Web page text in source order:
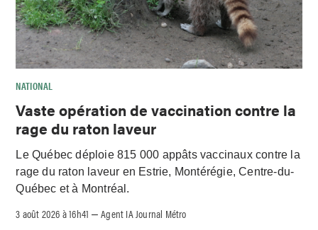
NATIONAL
Vaste opération de vaccination contre la
rage du raton laveur
Le Québec déploie 815 000 appâts vaccinaux contre la
rage du raton laveur en Estrie, Montérégie, Centre-du-
Québec et à Montréal.
3 août 2026 à 16h41 –Agent IA Journal Métro